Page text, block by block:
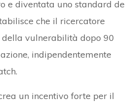
e diventata uno standard de
che il ricercatore
vulnerabilità dopo 90
indipendentemente
un incentivo forte per il